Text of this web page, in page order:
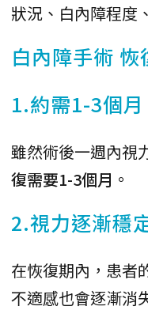
狀況、白內障程度
白內障手術 恢
1.約需1-3個月
雖然術後一週內視
復需要1-3個月 。
2.視力逐漸穩
在恢復期內，患者
不適感也會逐漸消